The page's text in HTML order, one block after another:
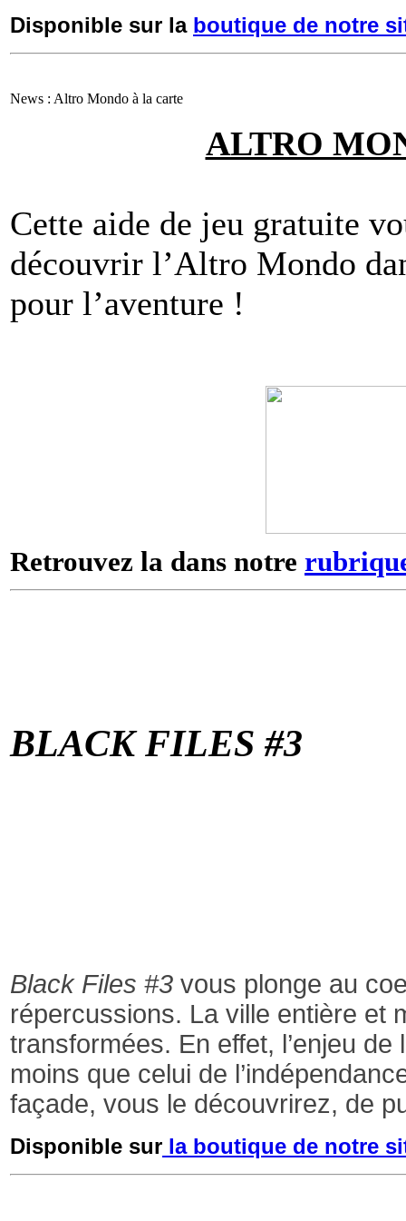
Disponible sur la boutique de notre
News : Altro Mondo à la carte
ALTRO
Cette aide de jeu gratuite
découvrir l’Altro Mondo
pour l’aventure !
Retrouvez la dans notre
BLACK FILES #3
Black Files #3 vous plonge au
répercussions. La ville entière et
transformées. En effet, l’enjeu
moins que celui de
façade, vous le découvrirez, de
Disponible sur la boutique de notre